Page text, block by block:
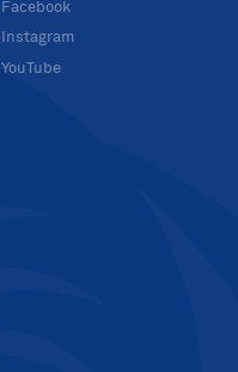
Facebook
Instagram
YouTube